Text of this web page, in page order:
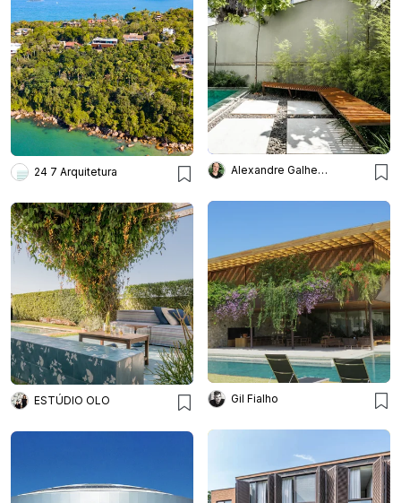
Alexandre Galhego Paisagismo
24 7 Arquitetura
Gil Fialho
ESTÚDIO OLO